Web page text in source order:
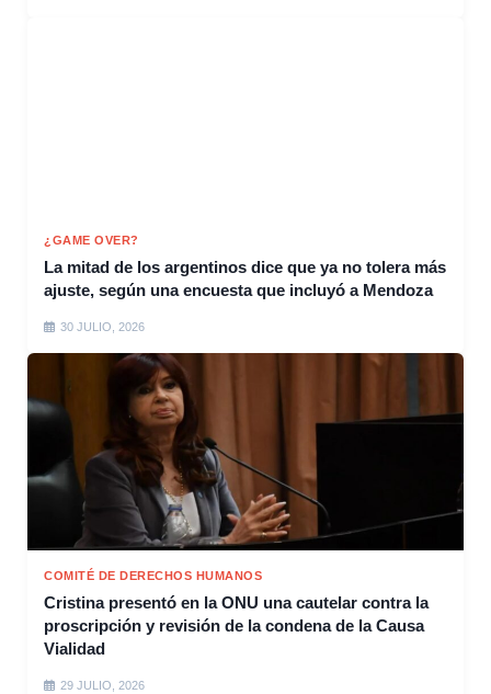
¿GAME OVER?
La mitad de los argentinos dice que ya no tolera más
ajuste, según una encuesta que incluyó a Mendoza
30 JULIO, 2026
COMITÉ DE DERECHOS HUMANOS
Cristina presentó en la ONU una cautelar contra la
proscripción y revisión de la condena de la Causa
Vialidad
29 JULIO, 2026